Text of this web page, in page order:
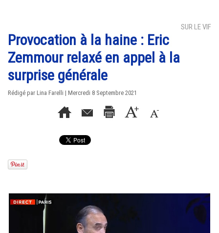
SUR LE VIF
Provocation à la haine : Eric
Zemmour relaxé en appel à la
surprise générale
Rédigé par Lina Farelli | Mercredi 8 Septembre 2021